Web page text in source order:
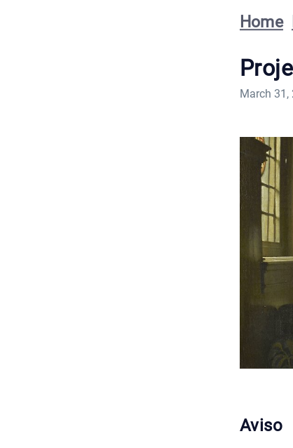
Home
March 31,
Aviso